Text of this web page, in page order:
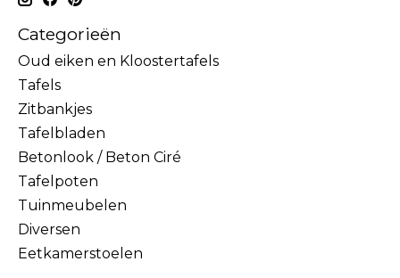
Categorieën
Oud eiken en Kloostertafels
Tafels
Zitbankjes
Tafelbladen
Betonlook / Beton Ciré
Tafelpoten
Tuinmeubelen
Diversen
Eetkamerstoelen